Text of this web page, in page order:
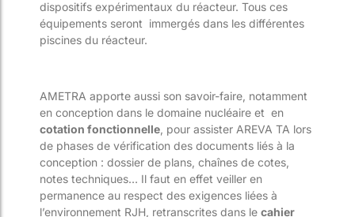
dispositifs expérimentaux du réacteur. Tous ces
équipements seront immergés dans les différentes
piscines du réacteur.
AMETRA apporte aussi son savoir-faire, notamment
en conception dans le domaine nucléaire et en
cotation fonctionnelle , pour assister AREVA TA lors
de phases de vérification des documents liés à la
conception : dossier de plans, chaînes de cotes,
notes techniques… Il faut en effet veiller en
permanence au respect des exigences liées à
l’environnement RJH, retranscrites dans le cahier